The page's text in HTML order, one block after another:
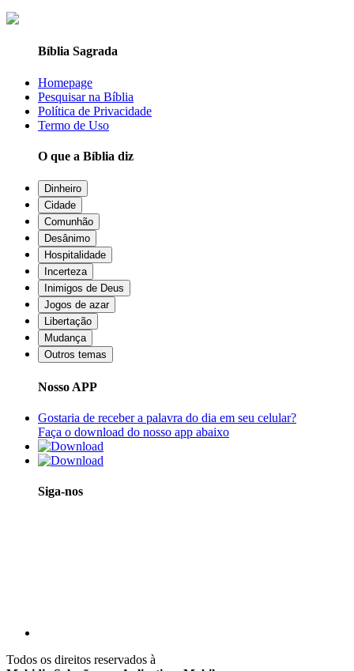
Bíblia Sagrada
Homepage
Pesquisar na Bíblia
Política de Privacidade
Termo de Uso
O que a Bíblia diz
Dinheiro
Cidade
Comunhão
Desânimo
Hospitalidade
Incerteza
Inimigos de Deus
Jogos de azar
Libertação
Mudança
Outros temas
Nosso APP
Gostaria de receber a palavra do dia em seu celular?
Faça o download do nosso app abaixo
Siga-nos
Todos os direitos reservados à